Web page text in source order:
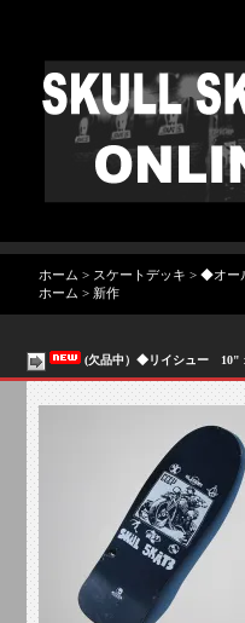
ホーム > スケートデッキ > ◆オー
ホーム > 新作
(欠品中）◆リイシュー 10"